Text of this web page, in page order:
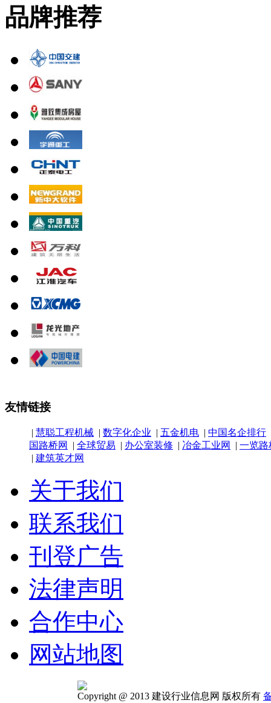
品牌推荐
友情链接
| 慧聪工程机械 | 数字化企业 | 五金机电 | 中国名企排行
国路桥网
| 全球贸易 | 办公室装修 | 冶金工业网 | 一览路
| 建筑英才网
关于我们
联系我们
刊登广告
法律声明
合作中心
网站地图
Copyright @ 2013 建设行业信息网 版权所有